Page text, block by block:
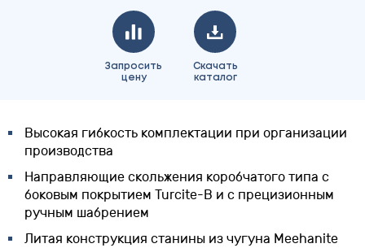
Высокая гибкость комплектации при организации
производства
Направляющие скольжения коробчатого типа с
боковым покрытием Turcite-B и с прецизионным
ручным шабрением
Литая конструкция станины из чугуна Meehanite
Запросить
цену
Cкачать
каталог